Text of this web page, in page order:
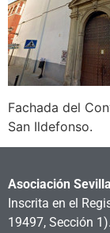
Fachada del
San Ildefonso.
Asociación
Inscrita en el
19497, Sección 1).